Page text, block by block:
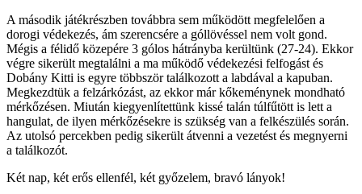
A második játékrészben továbbra sem működött megfelelően a
dorogi védekezés, ám szerencsére a góllövéssel nem volt gond.
Mégis a félidő közepére 3 gólos hátrányba kerültünk (27-24). Ekkor
végre sikerült megtalálni a ma működő védekezési felfogást és
Dobány Kitti is egyre többször találkozott a labdával a kapuban.
Megkezdtük a felzárkózást, az ekkor már kőkeménynek mondható
mérkőzésen. Miután kiegyenlítettünk kissé talán túlfűtött is lett a
hangulat, de ilyen mérkőzésekre is szükség van a felkészülés során.
Az utolsó percekben pedig sikerült átvenni a vezetést és megnyerni
a találkozót.
Két nap, két erős ellenfél, két győzelem, bravó lányok!